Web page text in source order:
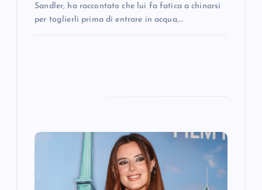
Sandler, ha raccontato che lui fa fatica a chinarsi
per toglierli prima di entrare in acqua,…